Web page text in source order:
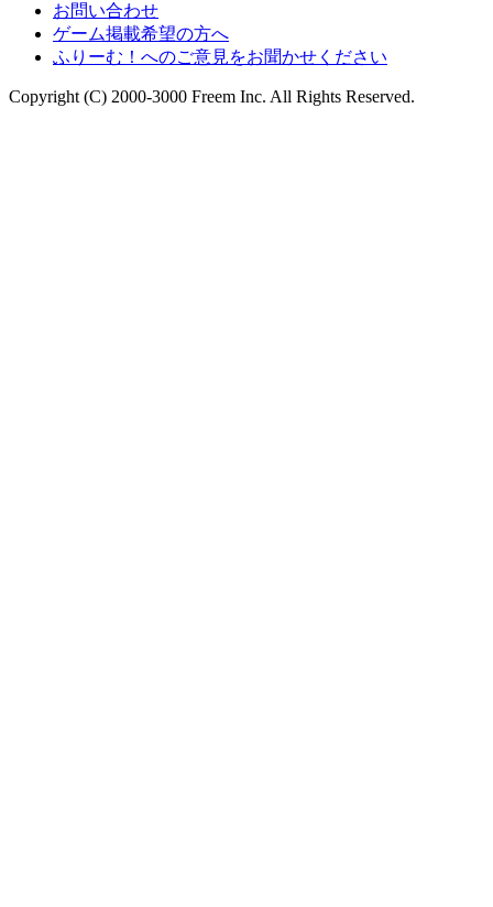
お問い合わせ
ゲーム掲載希望の方へ
ふりーむ！へのご意見をお聞かせください
Copyright (C) 2000-3000 Freem Inc. All Rights Reserved.